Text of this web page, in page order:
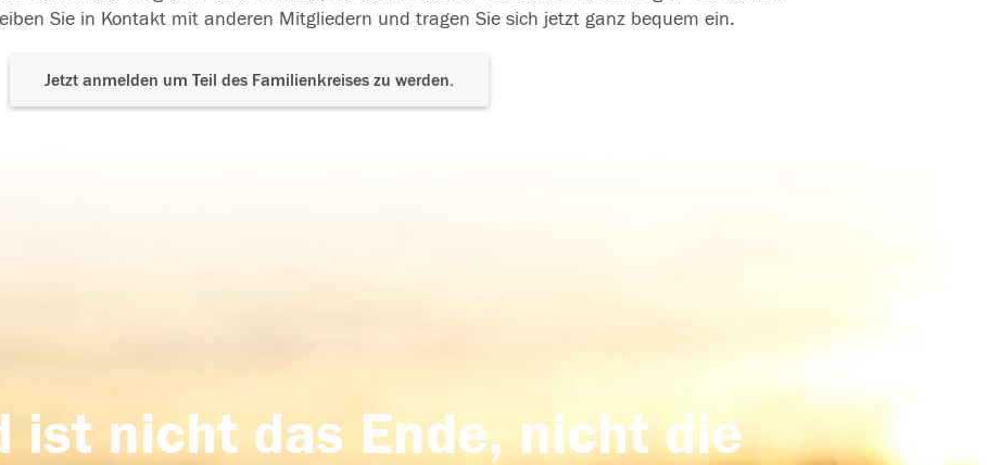
Sie in Kontakt mit anderen Mitgliedern und tragen Sie sich jetzt ganz bequem ein.
Jetzt anmelden um Teil des Familienkreises zu werden.
ist nicht das Ende, nicht die